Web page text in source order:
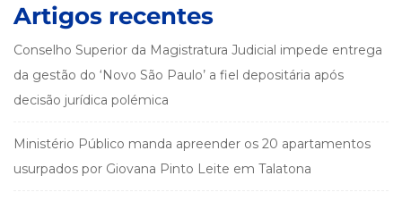
Artigos recentes
Conselho Superior da Magistratura Judicial impede entrega
da gestão do ‘Novo São Paulo’ a fiel depositária após
decisão jurídica polémica
Ministério Público manda apreender os 20 apartamentos
usurpados por Giovana Pinto Leite em Talatona